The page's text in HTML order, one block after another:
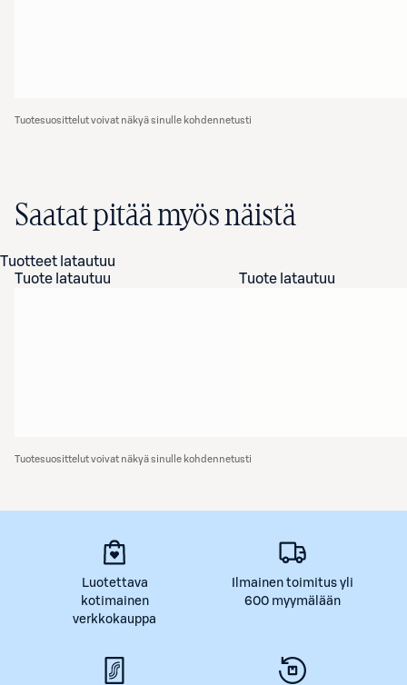
Tuotesuosittelut voivat näkyä sinulle kohdennetusti
Saatat pitää myös näistä
Tuotteet latautuu
Tuote latautuu
Tuote latautuu
Tuotesuosittelut voivat näkyä sinulle kohdennetusti
Luotettava
kotimainen
verkkokauppa
Ilmainen toimitus yli
600 myymälään